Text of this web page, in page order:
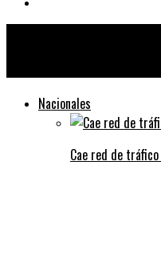
Nacionales
Cae red de